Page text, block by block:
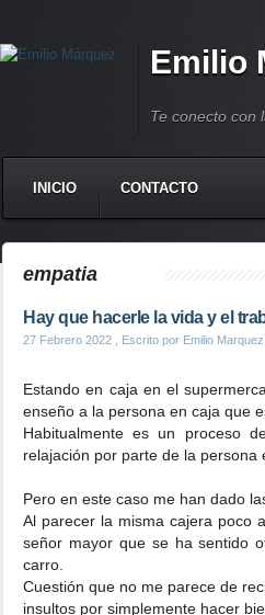
Emilio
Te conecto con
INICIO CONTACTO
empatia
Hay que hacerle la vida y el
27 Febrero 2022 , Escrito por Emilio
Estando en caja en el
enseño a la persona en caja que
Habitualmente es un proceso
relajación por parte de la persona
Pero en este caso me han dado
Al parecer la misma cajera poco
señor mayor que se ha sentido
carro.
Cuestión que no me parece de
insultos por simplemente hacer